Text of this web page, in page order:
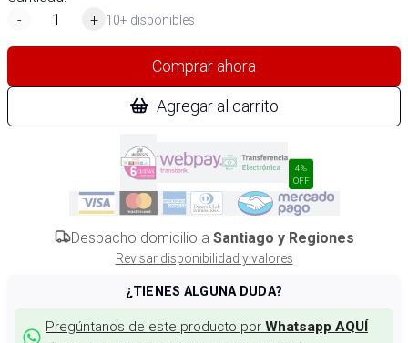
-
+ 10+ disponibles
Comprar ahora
Agregar al carrito
4%
OFF
Despacho domicilio a Santiago y Regiones
Revisar disponibilidad y valores
¿TIENES ALGUNA DUDA?
Pregúntanos de este producto por Whatsapp AQUÍ